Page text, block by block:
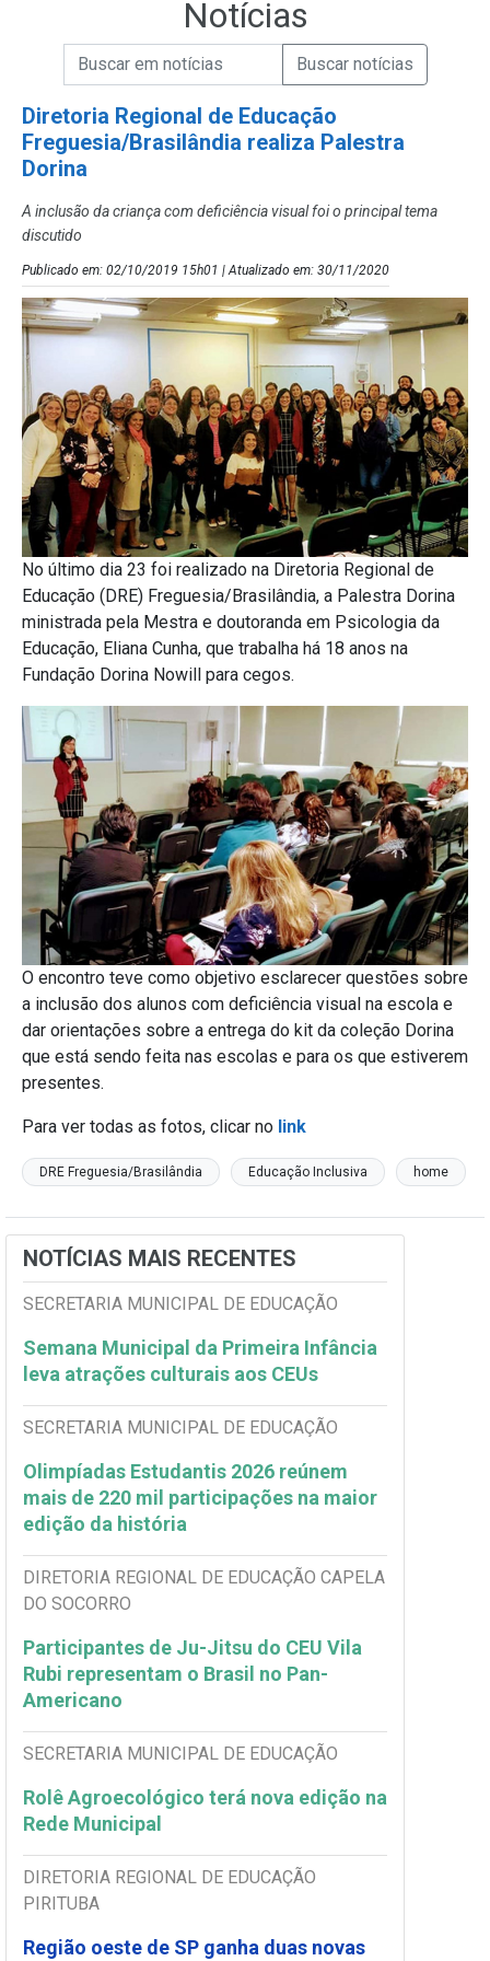
Notícias
Campo de Busca de Notícias
Campo de Busca de informaçõesEnviar a Busca de Notícias
Diretoria Regional de Educação
Freguesia/Brasilândia realiza Palestra
Dorina
A inclusão da criança com deficiência visual foi o principal tema
discutido
Publicado em: 02/10/2019 15h01 | Atualizado em: 30/11/2020
No último dia 23 foi realizado na Diretoria Regional de
Educação (DRE) Freguesia/Brasilândia, a Palestra Dorina
ministrada pela Mestra e doutoranda em Psicologia da
Educação, Eliana Cunha, que trabalha há 18 anos na
Fundação Dorina Nowill para cegos.
O encontro teve como objetivo esclarecer questões sobre
a inclusão dos alunos com deficiência visual na escola e
dar orientações sobre a entrega do kit da coleção Dorina
que está sendo feita nas escolas e para os que estiverem
presentes.
Para ver todas as fotos, clicar no link
DRE Freguesia/Brasilândia Educação Inclusiva home
NOTÍCIAS MAIS RECENTES
SECRETARIA MUNICIPAL DE EDUCAÇÃO
Semana Municipal da Primeira Infância
leva atrações culturais aos CEUs
SECRETARIA MUNICIPAL DE EDUCAÇÃO
Olimpíadas Estudantis 2026 reúnem
mais de 220 mil participações na maior
edição da história
DIRETORIA REGIONAL DE EDUCAÇÃO CAPELA
DO SOCORRO
Participantes de Ju-Jitsu do CEU Vila
Rubi representam o Brasil no Pan-
Americano
SECRETARIA MUNICIPAL DE EDUCAÇÃO
Rolê Agroecológico terá nova edição na
Rede Municipal
DIRETORIA REGIONAL DE EDUCAÇÃO
PIRITUBA
Região oeste de SP ganha duas novas